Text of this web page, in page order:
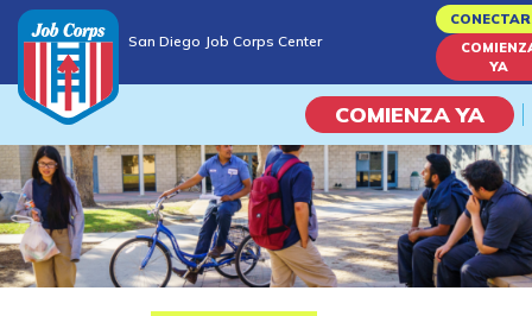
to
content
San Diego Job Corps Center
YA
COMIENZA YA
Programas
Vida En El Campus